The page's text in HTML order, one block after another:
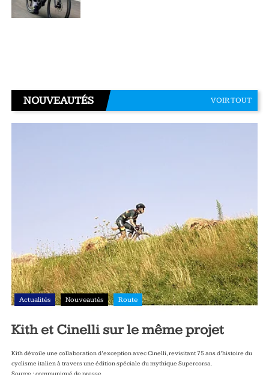
NOUVEAUTÉS VOIR TOUT
Actualités Nouveautés Route
Kith et Cinelli sur le même projet
Kith dévoile une collaboration d’exception avec Cinelli, revisitant 75 ans d’histoire du
cyclisme italien à travers une édition spéciale du mythique Supercorsa.